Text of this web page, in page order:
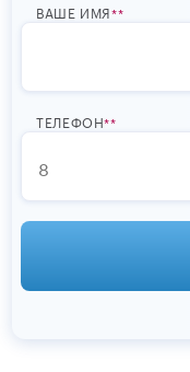
ВАШЕ ИМЯ*
ТЕЛЕФОН*